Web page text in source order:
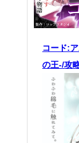
コード:
の王-/攻